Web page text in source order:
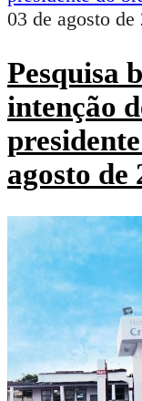
03 de agosto de
Pesquisa
intenção
agosto de